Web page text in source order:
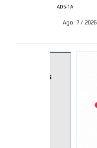
ADS-1A
Ago. 7 / 2026